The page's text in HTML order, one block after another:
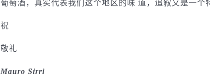
葡萄酒，真实代表我们这个地区的味 道，追叙又是一个
祝
敬礼
Mauro Sirri